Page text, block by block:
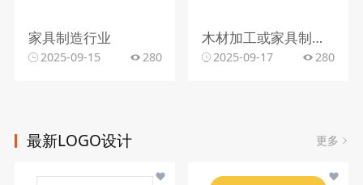
家具制造行业
2025-09-15 280
木材加工或家具制造行业
2025-09-17 280
最新LOGO设计 更多